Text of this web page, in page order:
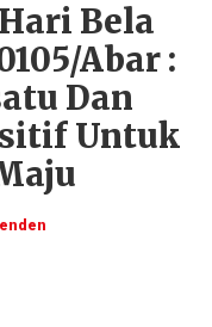
Bela
Abar :
Dan
Untuk